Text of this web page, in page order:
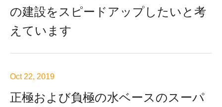
の建設をスピードアップしたいと考
えています
Oct 22, 2019
正極および負極の水ベースのスーパ